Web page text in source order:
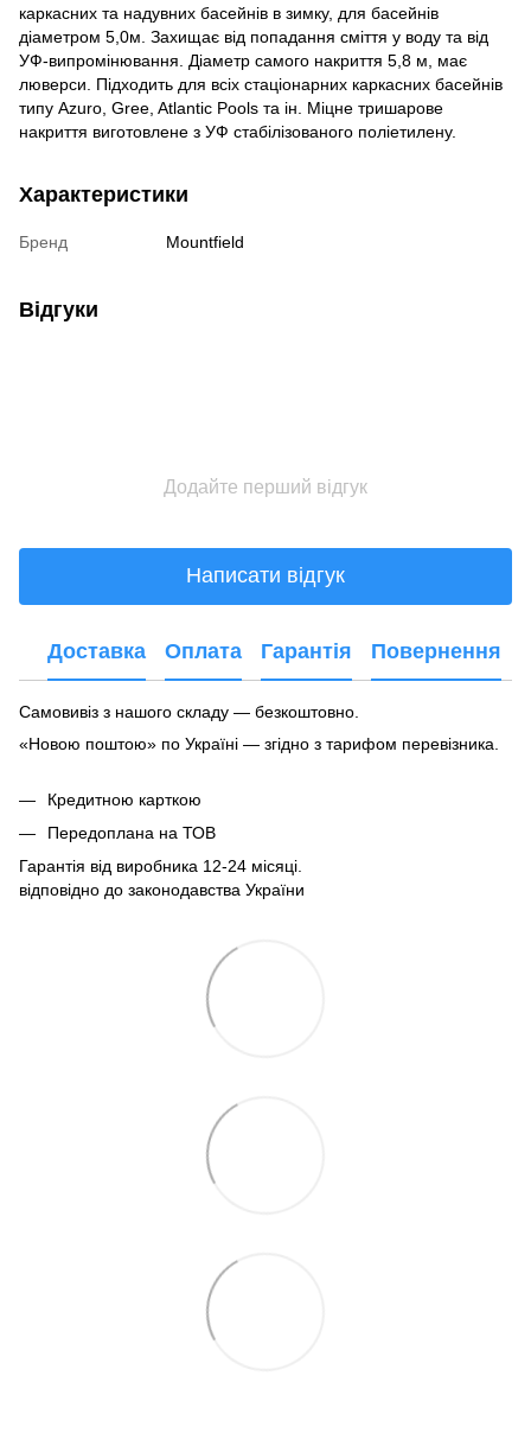
каркасних та надувних басейнів в зимку, для басейнів
діаметром 5,0м. Захищає від попадання сміття у воду та від
УФ-випромінювання. Діаметр самого накриття 5,8 м, має
люверси. Підходить для всіх стаціонарних каркасних басейнів
типу Azuro, Gree, Atlantic Pools та ін. Міцне тришарове
накриття виготовлене з УФ стабілізованого поліетилену.
Характеристики
Бренд Mountfield
Відгуки
Додайте перший відгук
Написати відгук
Доставка Оплата Гарантія Повернення
Самовивіз з нашого складу — безкоштовно.
«Новою поштою» по Україні — згідно з тарифом перевізника.
Кредитною карткою
Передоплана на ТОВ
Гарантія від виробника 12-24 місяці.
відповідно до законодавства України